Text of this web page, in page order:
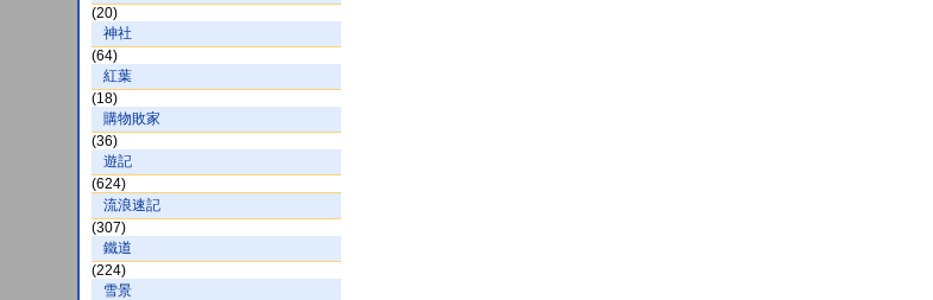
(20)
神社
(64)
紅葉
(18)
購物敗家
(36)
遊記
(624)
流浪速記
(307)
鐵道
(224)
雪景